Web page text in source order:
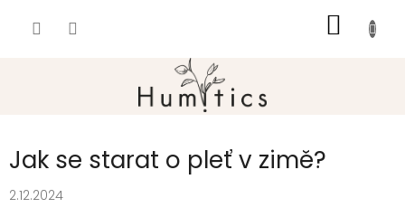
KOŠÍK
Jak se starat o pleť v zimě?
2.12.2024